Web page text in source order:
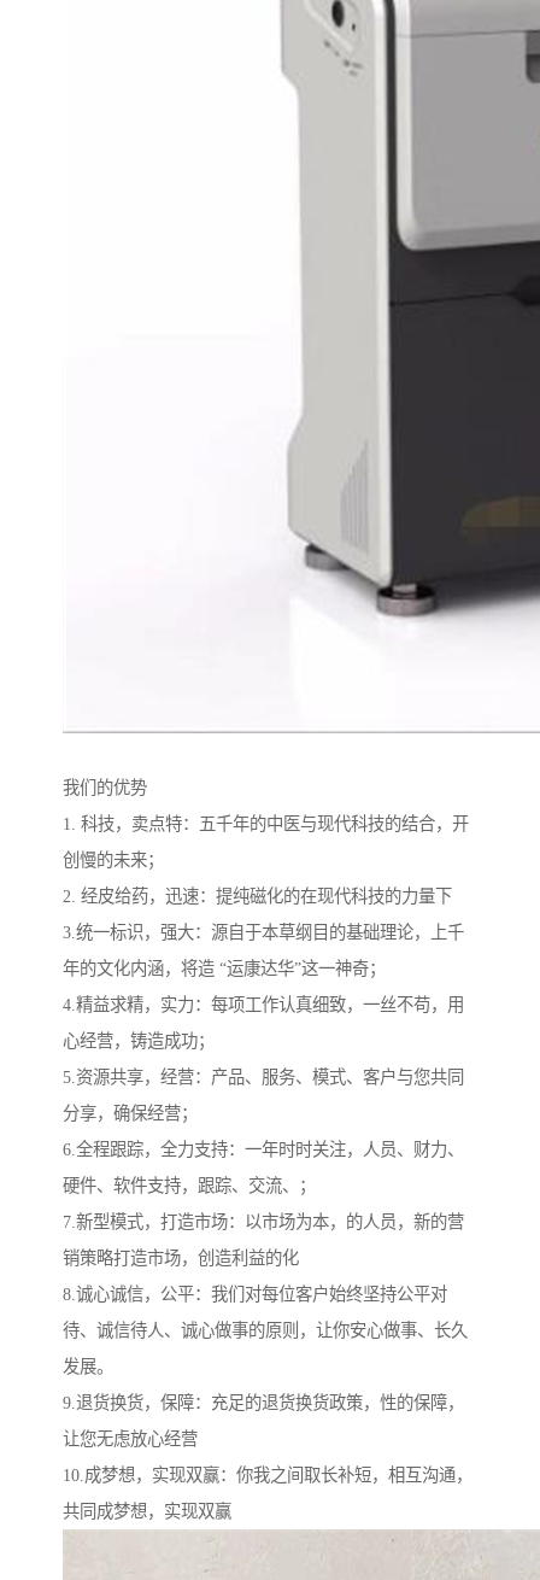
我们的优势
1. 科技，卖点特：五千年的中医与现代科技的结合，开
创慢的未来；
2. 经皮给药，迅速：提纯磁化的在现代科技的力量下
3.统一标识，强大：源自于本草纲目的基础理论，上千
年的文化内涵，将造 “运康达华”这一神奇；
4.精益求精，实力：每项工作认真细致，一丝不苟，用
心经营，铸造成功；
5.资源共享，经营：产品、服务、模式、客户与您共同
分享，确保经营；
6.全程跟踪，全力支持：一年时时关注，人员、财力、
硬件、软件支持，跟踪、交流、；
7.新型模式，打造市场：以市场为本，的人员，新的营
销策略打造市场，创造利益的化
8.诚心诚信，公平：我们对每位客户始终坚持公平对
待、诚信待人、诚心做事的原则，让你安心做事、长久
发展。
9.退货换货，保障：充足的退货换货政策，性的保障，
让您无虑放心经营
10.成梦想，实现双赢：你我之间取长补短，相互沟通，
共同成梦想，实现双赢